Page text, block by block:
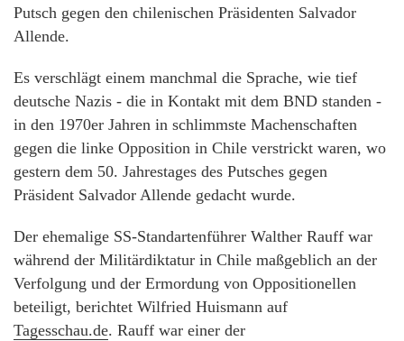
Putsch gegen den chilenischen Präsidenten Salvador
Allende.
Es verschlägt einem manchmal die Sprache, wie tief
deutsche Nazis - die in Kontakt mit dem BND standen -
in den 1970er Jahren in schlimmste Machenschaften
gegen die linke Opposition in Chile verstrickt waren, wo
gestern dem 50. Jahrestages des Putsches gegen
Präsident Salvador Allende gedacht wurde.
Der ehemalige SS-Standartenführer Walther Rauff war
während der Militärdiktatur in Chile maßgeblich an der
Verfolgung und der Ermordung von Oppositionellen
beteiligt, berichtet Wilfried Huismann auf
Tagesschau.de. Rauff war einer der